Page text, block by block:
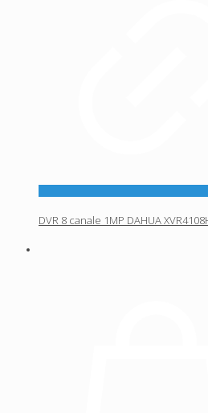
DVR 8 canale 1MP DAHUA